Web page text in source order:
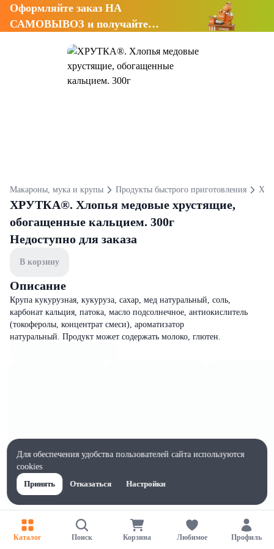
Оформляйте заказ НА
САМОВЫВОЗ и получайте
Макароны, мука и крупы Продукты быстрого приготовления
ХРУТКА®. Хлопья медовые хрустящие,
обогащенные кальцием. 300г
Недоступно для заказа
В корзину
Описание
Крупа кукурузная, кукуруза, сахар, мед натуральный, соль,
карбонат кальция, патока, масло подсолнечное, антиокислитель
(токоферолы, концентрат смеси), ароматизатор
натуральный. Продукт может содержать молоко, глютен.
Каталог Поиск Корзина Любимое Профиль
Для обеспечения удобства пользователей сайта используются
cookies
Принять
Отказаться Настройки